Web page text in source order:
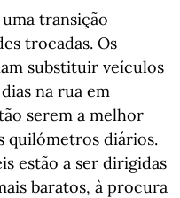
transição
trocadas. Os
substituir veículos
na rua em
serem a melhor
quilómetros diários.
estão a ser dirigidas
baratos, à procura